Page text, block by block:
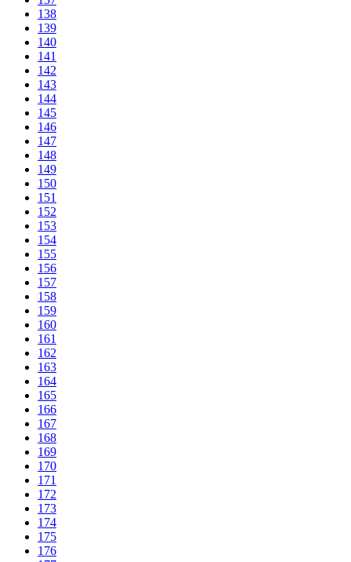
138
139
140
141
142
143
144
145
146
147
148
149
150
151
152
153
154
155
156
157
158
159
160
161
162
163
164
165
166
167
168
169
170
171
172
173
174
175
176